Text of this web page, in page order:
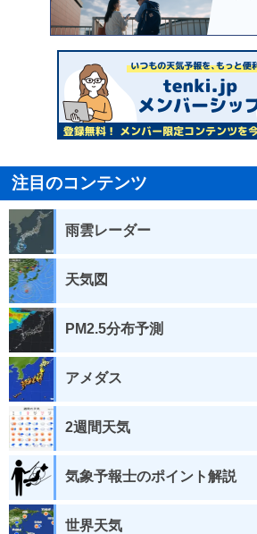
注目のコンテンツ
雨雲レーダー
天気図
PM2.5分布予測
アメダス
2週間天気
気象予報士のポイント解説
世界天気